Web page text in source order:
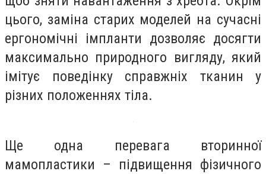
цього, заміна старих моделей на сучасні
ергономічні імпланти дозволяє досягти
максимально природного вигляду, який
імітує поведінку справжніх тканин у
різних положеннях тіла.
Ще одна перевага вторинної
мамопластики – підвищення фізичного